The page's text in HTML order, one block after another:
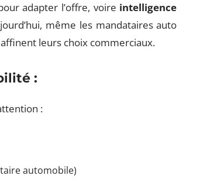
adapter l’offre, voire intelligence
même les mandataires auto
leurs choix commerciaux.
:
:
automobile)